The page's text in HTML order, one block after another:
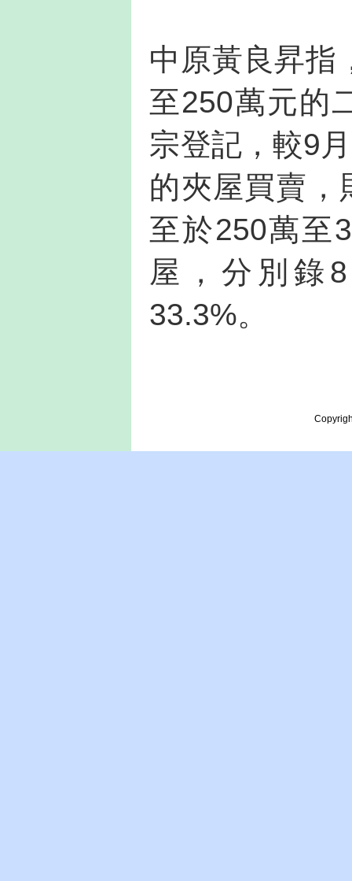
中原黃良昇指
至250萬元的
宗登記，較9
的夾屋買賣，
至於250萬至
屋，分別錄
33.3%。